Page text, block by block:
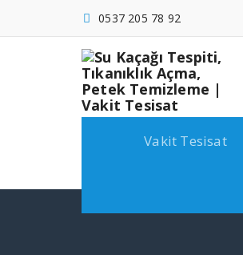
0537 205 78 92
Vakit Tesisat